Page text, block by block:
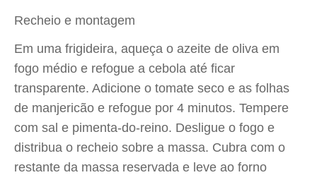
Recheio e montagem
Em uma frigideira, aqueça o azeite de oliva em
fogo médio e refogue a cebola até ficar
transparente. Adicione o tomate seco e as folhas
de manjericão e refogue por 4 minutos. Tempere
com sal e pimenta-do-reino. Desligue o fogo e
distribua o recheio sobre a massa. Cubra com o
restante da massa reservada e leve ao forno